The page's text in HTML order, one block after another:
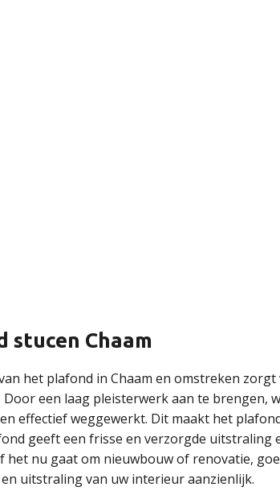
stucen Chaam
het plafond in Chaam en omstreken
een laag pleisterwerk aan te brengen,
effectief weggewerkt. Dit maakt het
geeft een frisse en verzorgde uitstraling
het nu gaat om nieuwbouw of renovatie,
uitstraling van uw interieur aanzienlijk.